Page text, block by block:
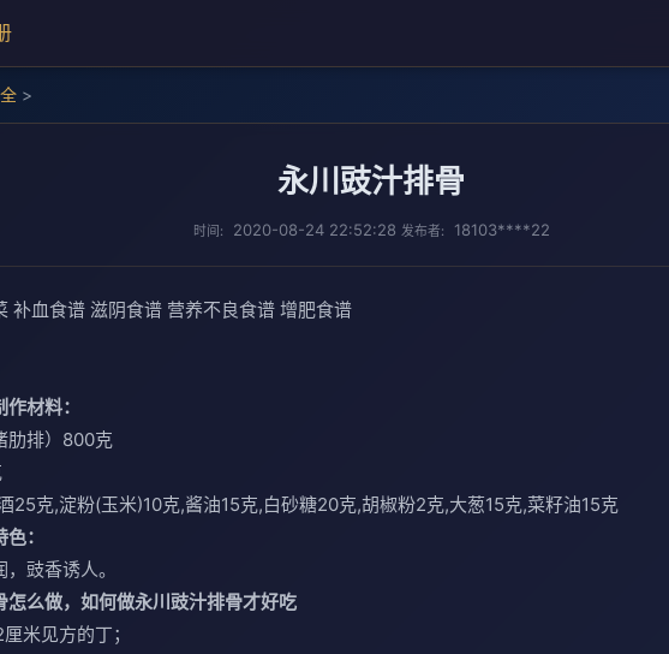
>
永川豉汁排骨
时间: 2020-08-24 22:52:28 发布者: 18103****22
补血食谱 滋阴食谱 营养不良食谱 增肥食谱
材料：
肋排）800克
25克,淀粉(玉米)10克,酱油15克,白砂糖20克,胡椒粉2克,大葱15克,菜籽油15克
：
豉香诱人。
怎么做，如何做永川豉汁排骨才好吃
米见方的丁；